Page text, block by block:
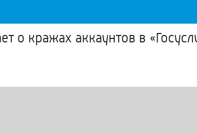
о кражах аккаунтов в